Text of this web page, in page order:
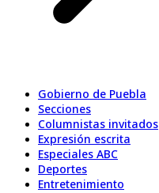
Gobierno de Puebla
Secciones
Columnistas invitados
Expresión escrita
Especiales ABC
Deportes
Entretenimiento